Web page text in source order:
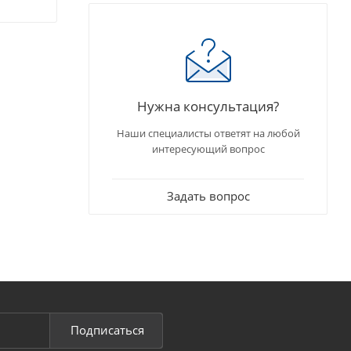
Нужна консультация?
Наши специалисты ответят на любой
интересующий вопрос
Задать вопрос
Подписаться